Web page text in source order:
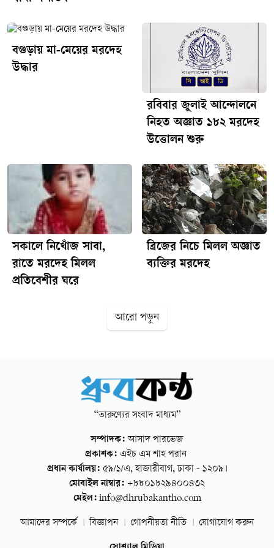
মো. হাফিজুর রহমান মরদেহ উদ্ধারের বিষয়টি নিশ্চিত করেছেন।তিনি
জানান, স্থানীয়দের মাধ্যমে খবর পেয়ে বুধবার সকালে বাড্ডার
গুদারাঘাট লেকপাড় এলাকা থেকে ওই ব্যক্তির মরদেহ উদ্ধার করা
হয়। পরে ময়নাতদন্তের জন্য মরদেহ ঢাকা মেডিক্যাল কলেজ
(ঢামেক) হাসপাতালের মর্গে পাঠানো হয়। ওই ব্যক্তি ভবঘুরে প্রকৃতির
ছিল বলে জানা গেছে। ধারণা করা হচ্ছে, অসুস্থতাজনিত কারণে তার
মৃত্যু হয়েছে। তবে ময়নাতদন্তের প্রতিবেদন পেলে মৃত্যুর সঠিক কারণ
বগুড়ায় মা-মেয়ের মরদেহ
উদ্ধার
রবিবার জুলাই আন্দোলনে
নিহত অজ্ঞাত ১৮২ মরদেহ
উত্তোলন শুরু
সকালে নিখোঁজ সাবা,
রাতে মরদেহ মিলল
প্রতিবেশীর ঘরে
ব্রিজের নিচে মিলল অজ্ঞাত
ব্যক্তির মরদেহ
আরো পড়ুন
“তারুণ্যের সংবাদ মাধ্যম”
সম্পাদক:আসাদ পারভেজ
প্রকাশক: এইচ এম শাহ পরান
প্রধান কার্যালয়: ৫৯/১/এ, হাজারীবাগ, ঢাকা - ১২০৯।
মোবাইল নাম্বার: +৮৮০১৮২৯৪০০৪৩২
মেইল: info@dhrubakantho.com
আমাদের সম্পর্কে বিজ্ঞাপন গোপনীয়তা নীতি যোগাযোগ করুন